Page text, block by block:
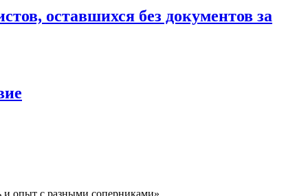
оставшихся без документов за
и опыт с разными соперниками»